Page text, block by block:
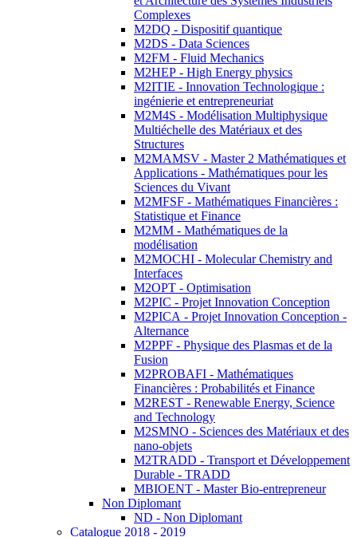
Complexes
M2DQ - Dispositif quantique
M2DS - Data Sciences
M2FM - Fluid Mechanics
M2HEP - High Energy physics
M2ITIE - Innovation Technologique :
ingénierie et entrepreneuriat
M2M4S - Modélisation Multiphysique
Multiéchelle des Matériaux et des
Structures
M2MAMSV - Master 2 Mathématiques et
Applications - Mathématiques pour les
Sciences du Vivant
M2MFSF - Mathématiques Financières :
Statistique et Finance
M2MM - Mathématiques de la
modélisation
M2MOCHI - Molecular Chemistry and
Interfaces
M2OPT - Optimisation
M2PIC - Projet Innovation Conception
M2PICA - Projet Innovation Conception -
Alternance
M2PPF - Physique des Plasmas et de la
Fusion
M2PROBAFI - Mathématiques
Financières : Probabilités et Finance
M2REST - Renewable Energy, Science
and Technology
M2SMNO - Sciences des Matériaux et des
nano-objets
M2TRADD - Transport et Développement
Durable - TRADD
MBIOENT - Master Bio-entrepreneur
Non Diplomant
ND - Non Diplomant
Catalogue 2018 - 2019